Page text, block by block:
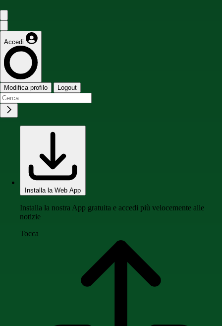
Accedi
Modifica profilo Logout
Installa la Web App
Installa la nostra App gratuita e accedi più velocemente alle
notizie
Tocca